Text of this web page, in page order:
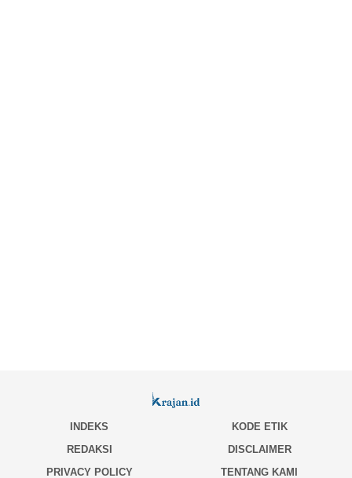
INDEKS
KODE ETIK
REDAKSI
DISCLAIMER
PRIVACY POLICY
TENTANG KAMI